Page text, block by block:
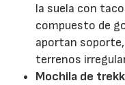
la suela con
compuesto de
aportan
terrenos
Mochila de